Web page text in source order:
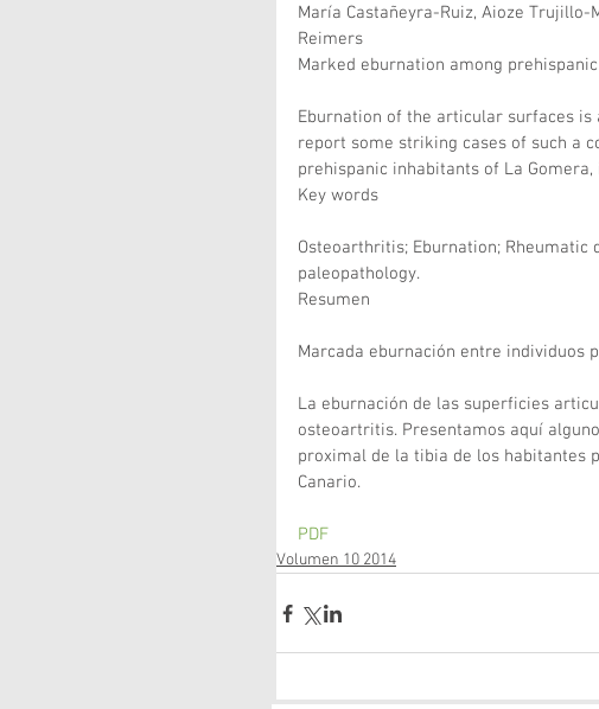
María Castañeyra-Ruiz, Aioze
Reimers
Marked eburnation among
Eburnation of the articular surfaces
report some striking cases of such a
prehispanic inhabitants of La
Key words
Osteoarthritis; Eburnation; Rheumatic
paleopathology.
Resumen
Marcada eburnación entre individuos
La eburnación de las superficies
osteoartritis. Presentamos aquí
proximal de la tibia de los habitantes
Canario.
PDF
Volumen 10 2014